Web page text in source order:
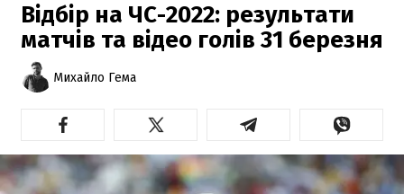
Відбір на ЧС-2022: результати
матчів та відео голів 31 березня
Михайло Гема